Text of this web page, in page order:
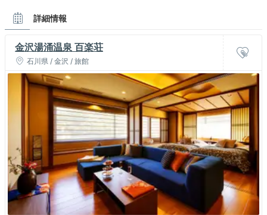
詳細情報
金沢湯涌温泉 百楽荘
石川県 / 金沢 / 旅館